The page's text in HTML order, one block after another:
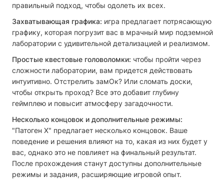
правильный подход, чтобы одолеть их всех.
Захватывающая графика: игра предлагает потрясающую
графику, которая погрузит вас в мрачный мир подземной
лаборатории с удивительной детализацией и реализмом.
Простые квестовые головоломки: чтобы пройти через
сложности лаборатории, вам придется действовать
интуитивно. Отстрелить замОк? Или сломать доски,
чтобы открыть проход? Все это добавит глубину
геймплею и повысит атмосферу загадочности.
Несколько концовок и дополнительные режимы:
"Патоген Х" предлагает несколько концовок. Ваше
поведение и решения влияют на то, какая из них будет у
вас, однако это не повлияет на финальный результат.
После прохождения станут доступны дополнительные
режимы и задания, расширяющие игровой опыт.